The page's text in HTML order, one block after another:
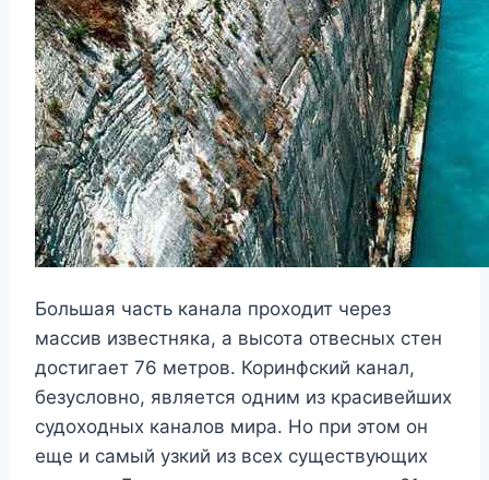
Большая часть канала проходит через
массив известняка, а высота отвесных стен
достигает 76 метров. Коринфский канал,
безусловно, является одним из красивейших
судоходных каналов мира. Но при этом он
еще и самый узкий из всех существующих